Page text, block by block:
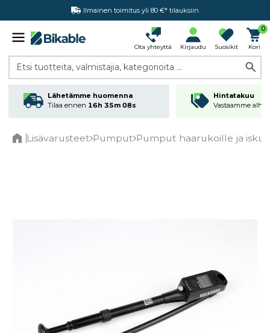
Ilmainen toimitus yli 80 €* tilauksiin
Hintatakuu
Ota yhteyttä Kirjaudu Suosikit
0
Kori
Etsi tuotteita, valmistajia, kategorioita ...
Lähetämme huomenna
Tilaa ennen 16h 35m 08s
Hintatakuu
Vastaamme
Lisävarusteet Pumput Pumput haarukoille ja